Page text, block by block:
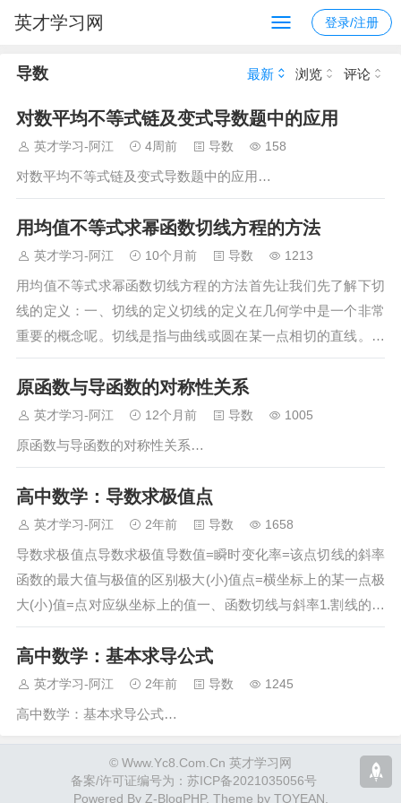
英才学习网 登录/注册
导数 最新 浏览 评论
对数平均不等式链及变式导数题中的应用
英才学习-阿江 4周前 导数 158
对数平均不等式链及变式导数题中的应用…
用均值不等式求幂函数切线方程的方法
英才学习-阿江 10个月前 导数 1213
用均值不等式求幂函数切线方程的方法首先让我们先了解下切
线的定义：一、切线的定义切线的定义在几何学中是一个非常
重要的概念呢。切线是指与曲线或圆在某一点相切的直线。具
体来说，就是这条直线在这一点与曲线或圆…
原函数与导函数的对称性关系
英才学习-阿江 12个月前 导数 1005
原函数与导函数的对称性关系…
高中数学：导数求极值点
英才学习-阿江 2年前 导数 1658
导数求极值点导数求极值导数值=瞬时变化率=该点切线的斜率
函数的最大值与极值的区别极大(小)值点=横坐标上的某一点极
大(小)值=点对应纵坐标上的值一、函数切线与斜率1.割线的斜
率在函数图像上，任意的2点…
高中数学：基本求导公式
英才学习-阿江 2年前 导数 1245
高中数学：基本求导公式…
© Www.Yc8.Com.Cn 英才学习网
备案/许可证编号为： 苏ICP备2021035056号
Powered By Z-BlogPHP. Theme by TOYEAN